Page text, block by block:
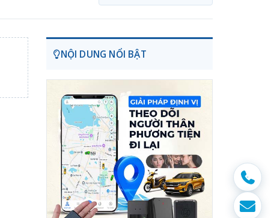
NỘI DUNG NỔI BẬT